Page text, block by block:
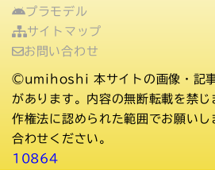
プラモデル
サイトマップ
お問い合わせ
©umihoshi 本サイトの画像・記
があります。内容の無断転載を禁
作権法に認められた範囲でお願い
合わせください。
10864